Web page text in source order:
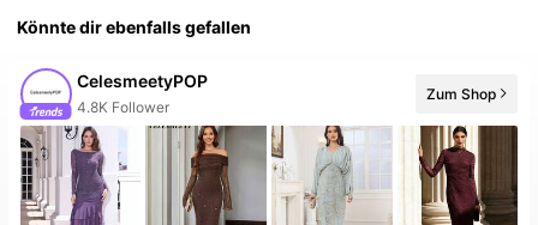
Könnte dir ebenfalls gefallen
CelesmeetyPOP
4.8K Follower
Der Laden hat neue Artikel
Zum Shop